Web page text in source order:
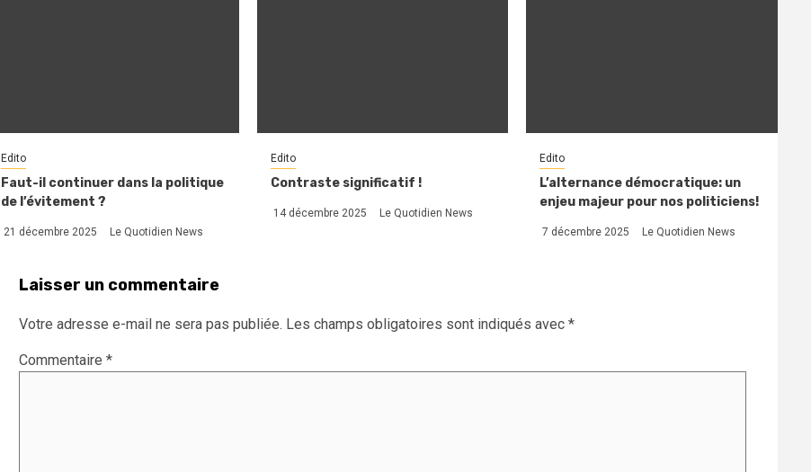
Edito
Faut-il continuer dans la politique
de l’évitement ?
21 décembre 2025 Le Quotidien News
Edito
Contraste significatif !
14 décembre 2025 Le Quotidien News
Edito
L’alternance démocratique: un
enjeu majeur pour nos politiciens!
7 décembre 2025 Le Quotidien News
Laisser un commentaire
Votre adresse e-mail ne sera pas publiée. Les champs obligatoires sont indiqués avec *
Commentaire *